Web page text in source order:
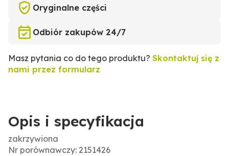
Oryginalne części
Odbiór zakupów 24/7
Masz pytania co do tego produktu? Skontaktuj się z
nami przez formularz
Opis i specyfikacja
zakrzywiona
Nr porównawczy: 2151426